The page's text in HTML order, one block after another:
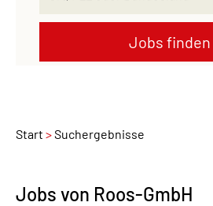
Jobs finden
Start Suchergebnisse
Jobs von Roos-GmbH